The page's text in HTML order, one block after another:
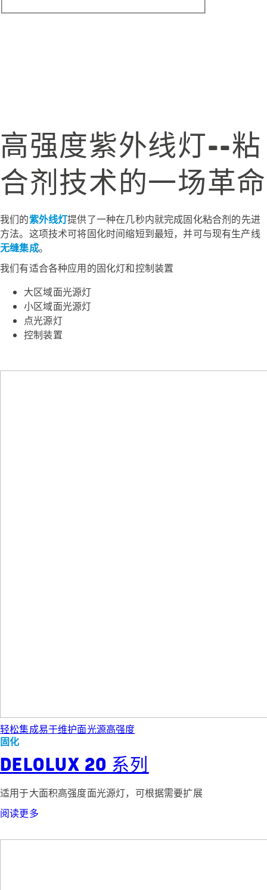
高强度紫外线灯--粘
合剂技术的一场革命
我们的紫外线灯提供了一种在几秒内就完成固化粘合剂的先进
方法。这项技术可将固化时间缩短到最短，并可与现有生产线
无缝集成。
我们有适合各种应用的固化灯和控制装置
大区域面光源灯
小区域面光源灯
点光源灯
控制装置
轻松集成易于维护面光源高强度
固化
DELOLUX 20 系列
适用于大面积高强度面光源灯，可根据需要扩展
阅读更多